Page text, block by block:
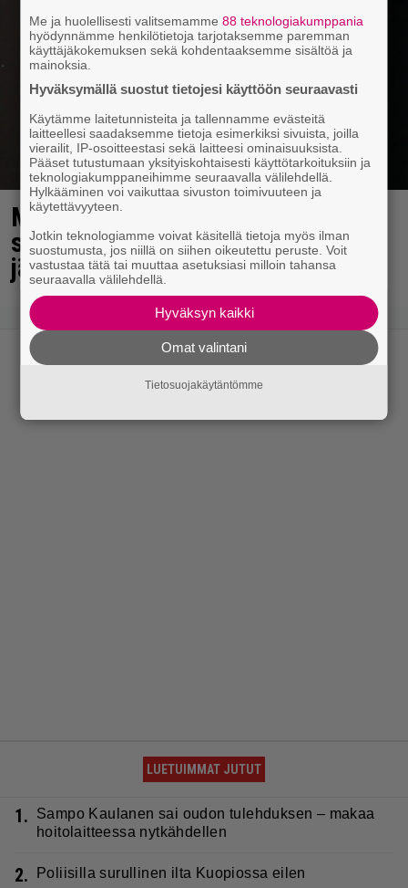
Martina Aitolehti kertoo
suunnitelmistaan konkurssin
jälkeen – ”Tuntuu hyvältä”
LUETUIMMAT JUTUT
1.
Sampo Kaulanen sai oudon tulehduksen – makaa
hoitolaitteessa nytkähdellen
2. Poliisilla surullinen ilta Kuopiossa eilen
Me ja huolellisesti valitsemamme88 teknologiakumppania
hyödynnämme henkilötietoja tarjotaksemme paremman
käyttäjäkokemuksen sekä kohdentaaksemme sisältöä ja
mainoksia.
Hyväksymällä suostut tietojesi käyttöön seuraavasti
Käytämme laitetunnisteita ja tallennamme evästeitä
laitteellesi saadaksemme tietoja esimerkiksi sivuista, joilla
vierailit, IP-osoitteestasi sekä laitteesi ominaisuuksista.
Pääset tutustumaan yksityiskohtaisesti käyttötarkoituksiin ja
teknologiakumppaneihimme seuraavalla välilehdellä.
Hylkääminen voi vaikuttaa sivuston toimivuuteen ja
käytettävyyteen.
Jotkin teknologiamme voivat käsitellä tietoja myös ilman
suostumusta, jos niillä on siihen oikeutettu peruste. Voit
vastustaa tätä tai muuttaa asetuksiasi milloin tahansa
seuraavalla välilehdellä.
Hyväksyn kaikki
Omat valintani
Tietosuojakäytäntömme